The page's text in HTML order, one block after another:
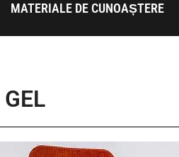
MATERIALE DE CUNOAȘTERE